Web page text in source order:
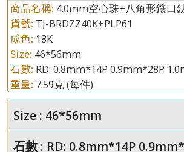
商品名稱: 4.0mm空心珠+八角形鑲口
貨號: TJ-BRDZZ40K+PLP61
成色: 18K
Size: 46*56mm
石數: RD: 0.8mm*14P 0.9mm*28P
重量: 7.59克(每件)
Size : 46*56mm
石數 : RD: 0.8mm*14P